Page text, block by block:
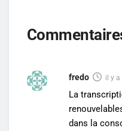
fredo il y
La
dans la